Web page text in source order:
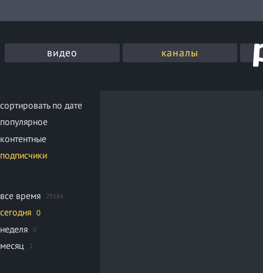
видео каналы
сортировать по дате
популярное
контентные
подписчики
все время 29184
сегодня 0
неделя 0
месяц 2